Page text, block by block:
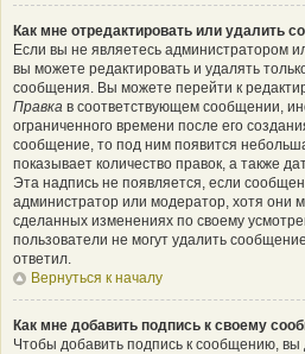
Как мне отредактировать или удалить
Если вы не являетесь администратором
вы можете редактировать и удалять
сообщения. Вы можете перейти к
Правка в соответствующем сообщении,
ограниченного времени после его
сообщение, то под ним появится
показывает количество правок, а также
Эта надпись не появляется, если
администратор или модератор, хотя они
сделанных изменениях по своему
пользователи не могут удалить
ответил.
Вернуться к началу
Как мне добавить подпись к своему
Чтобы добавить подпись к сообщению,